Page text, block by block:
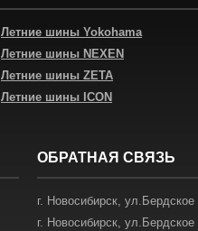
Летние шины Yokohama
Летние шины NEXEN
Летние шины ZETA
Летние шины ICON
ОБРАТНАЯ СВЯЗЬ
г. Новосибирск,
г. Новосибирск,